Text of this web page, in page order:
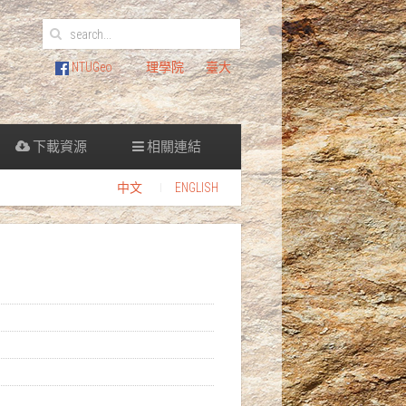
NTUGeo 理學院 臺大
下載資源 相關連結
中文 ENGLISH